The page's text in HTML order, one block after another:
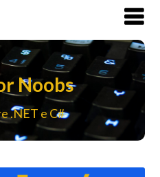
Noobs
.NET e C#